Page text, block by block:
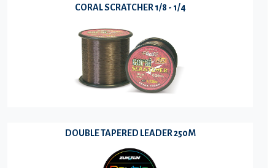
CORAL SCRATCHER 1/8 - 1/4
DOUBLE TAPERED LEADER 250M